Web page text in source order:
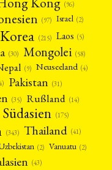
(96)
(97) Israel (2)
Korea (215) Laos (5)
(30) Mongolei (58)
(9) Neuseeland (4)
Pakistan (31)
(35) Rußland (14)
Südasien (175)
(343) Thailand (41)
(2) Vanuatu (2)
(43)